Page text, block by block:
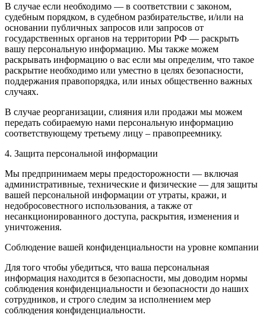
В случае если необходимо — в соответствии с законом,
судебным порядком, в судебном разбирательстве, и/или на
основании публичных запросов или запросов от
государственных органов на территории РФ — раскрыть
вашу персональную информацию. Мы также можем
раскрывать информацию о вас если мы определим, что такое
раскрытие необходимо или уместно в целях безопасности,
поддержания правопорядка, или иных общественно важных
случаях.
В случае реорганизации, слияния или продажи мы можем
передать собираемую нами персональную информацию
соответствующему третьему лицу – правопреемнику.
4. Защита персональной информации
Мы предпринимаем меры предосторожности — включая
административные, технические и физические — для защиты
вашей персональной информации от утраты, кражи, и
недобросовестного использования, а также от
несанкционированного доступа, раскрытия, изменения и
уничтожения.
Соблюдение вашей конфиденциальности на уровне компании
Для того чтобы убедиться, что ваша персональная
информация находится в безопасности, мы доводим нормы
соблюдения конфиденциальности и безопасности до наших
сотрудников, и строго следим за исполнением мер
соблюдения конфиденциальности.